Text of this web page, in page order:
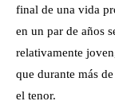
final de una vida
en un par de años
relativamente
que durante más
el tenor.